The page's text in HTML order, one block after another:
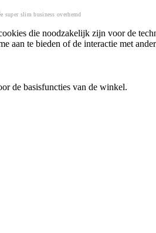
super slim business overhemd
die noodzakelijk zijn voor de
aan te bieden of de interactie met
de basisfuncties van de winkel.